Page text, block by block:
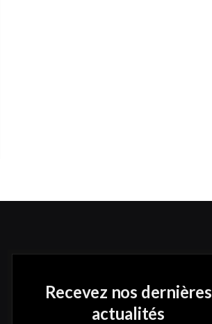
Recevez nos dernières
actualités